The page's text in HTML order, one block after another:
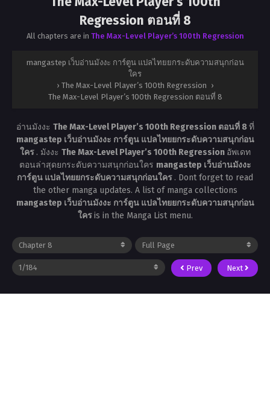
Regression ตอนที่ 8
All chapters are in The Max-Level Player’s 100th Regression
mangastep เว็บอ่านมังงะ การ์ตูน แปลไทยยกระดับความสนุกก่อน
ใคร
› The Max-Level Player’s 100th Regression ›
The Max-Level Player’s 100th Regression ตอนที่ 8
อ่านมังงะ The Max-Level Player’s 100th Regression ตอนที่ 8ที่
mangastep เว็บอ่านมังงะ การ์ตูน แปลไทยยกระดับความสนุกก่อน
ใคร . มังงะ The Max-Level Player’s 100th Regression อัพเดท
ตอนล่าสุดยกระดับความสนุกก่อนใคร mangastep เว็บอ่านมังงะ
การ์ตูน แปลไทยยกระดับความสนุกก่อนใคร . Dont forget to read
the other manga updates. A list of manga collections
mangastep เว็บอ่านมังงะ การ์ตูน แปลไทยยกระดับความสนุกก่อน
ใครis in the Manga List menu.
Prev Next